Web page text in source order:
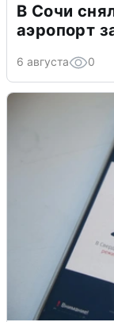
В Сочи
аэропорт
6 августа 0